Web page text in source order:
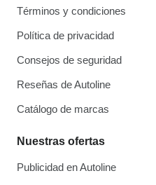
Términos y condiciones
Política de privacidad
Consejos de seguridad
Reseñas de Autoline
Catálogo de marcas
Nuestras ofertas
Publicidad en Autoline